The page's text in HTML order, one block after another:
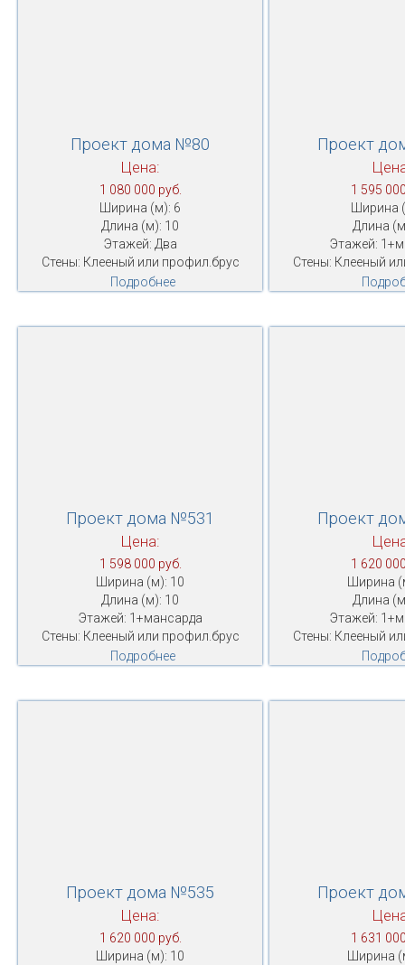
Проект дома №80
Цена:
1 080 000 руб.
Ширина (м): 6
Длина (м): 10
Этажей: Два
Стены: Клееный или профил.брус
Подробнее
Проект
1 595
Ширина
Длина
Этажей:
Стены: Клееный
Проект дома №531
Цена:
1 598 000 руб.
Ширина (м): 10
Длина (м): 10
Этажей: 1+мансарда
Стены: Клееный или профил.брус
Подробнее
Проект
1 620
Ширина
Длина
Этажей:
Стены: Клееный
Проект дома №535
Цена:
1 620 000 руб.
Ширина (м): 10
Проект
1 631
Ширина